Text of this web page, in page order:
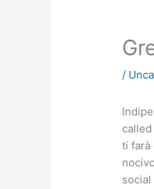
/
called
ti farà